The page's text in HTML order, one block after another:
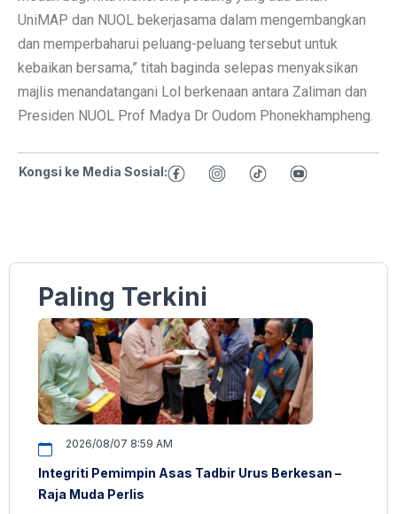
UniMAP dan NUOL bekerjasama dalam mengembangkan
dan memperbaharui peluang-peluang tersebut untuk
kebaikan bersama,” titah baginda selepas menyaksikan
majlis menandatangani Lol berkenaan antara Zaliman dan
Presiden NUOL Prof Madya Dr Oudom Phonekhampheng.
Kongsi ke Media Sosial:
Paling Terkini
2026/08/07 8:59 AM
Integriti Pemimpin Asas Tadbir Urus Berkesan –
Raja Muda Perlis